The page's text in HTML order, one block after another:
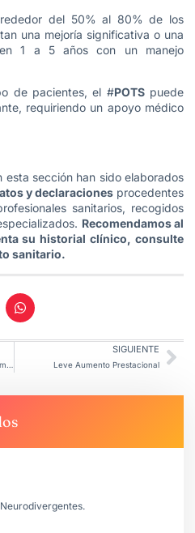
del 50% al 80% de los
una mejoría significativa o una
1 a 5 años con un manejo
de pacientes, el #POTSpuede
requiriendo un apoyo médico
sección han sido elaborados
y declaraciones procedentes
sanitarios, recogidos
Recomendamos al
su historial clínico, consulte
sanitario.
SIGUIENTE
Leve Aumento Prestacional